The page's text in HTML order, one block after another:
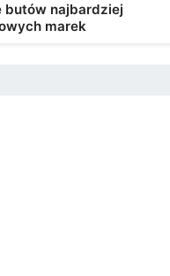
butów najbardziej
marek